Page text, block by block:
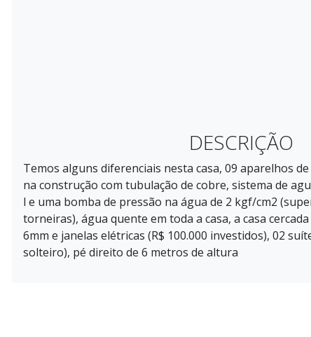
DESCRIÇÃO
Temos alguns diferenciais nesta casa, 09 aparelhos
na construção com tubulação de cobre, sistema de
l e uma bomba de pressão na água de 2 kgf/cm2
torneiras), água quente em toda a casa, a casa
6mm e janelas elétricas (R$ 100.000 investidos), 02
solteiro), pé direito de 6 metros de altura